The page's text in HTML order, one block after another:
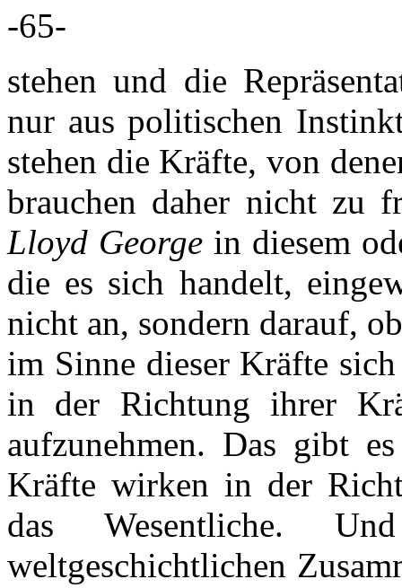
-65-
stehen und die
nur aus politischen
stehen die Kräfte, von
brauchen daher nicht zu
Lloyd George in diesem
die es sich handelt,
nicht an, sondern darauf,
im Sinne dieser Kräfte
in der Richtung ihrer
aufzunehmen. Das gibt
Kräfte wirken in der
das Wesentliche.
weltgeschichtlichen